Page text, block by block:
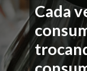
Cada